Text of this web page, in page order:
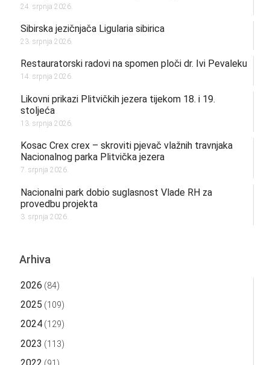
24. srpnja 2026.
Sibirska jezičnjača Ligularia sibirica
23. srpnja 2026.
Restauratorski radovi na spomen ploči dr. Ivi Pevaleku
14. srpnja 2026.
Likovni prikazi Plitvičkih jezera tijekom 18. i 19.
stoljeća
13. srpnja 2026.
Kosac Crex crex – skroviti pjevač vlažnih travnjaka
Nacionalnog parka Plitvička jezera
7. srpnja 2026.
Nacionalni park dobio suglasnost Vlade RH za
provedbu projekta
3. srpnja 2026.
Arhiva
2026 (84)
2025 (109)
2024(129)
2023 (113)